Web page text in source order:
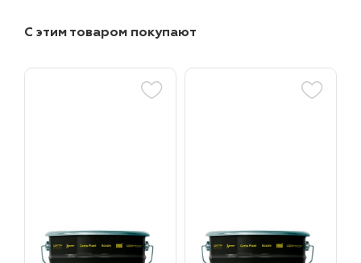
С этим товаром покупают